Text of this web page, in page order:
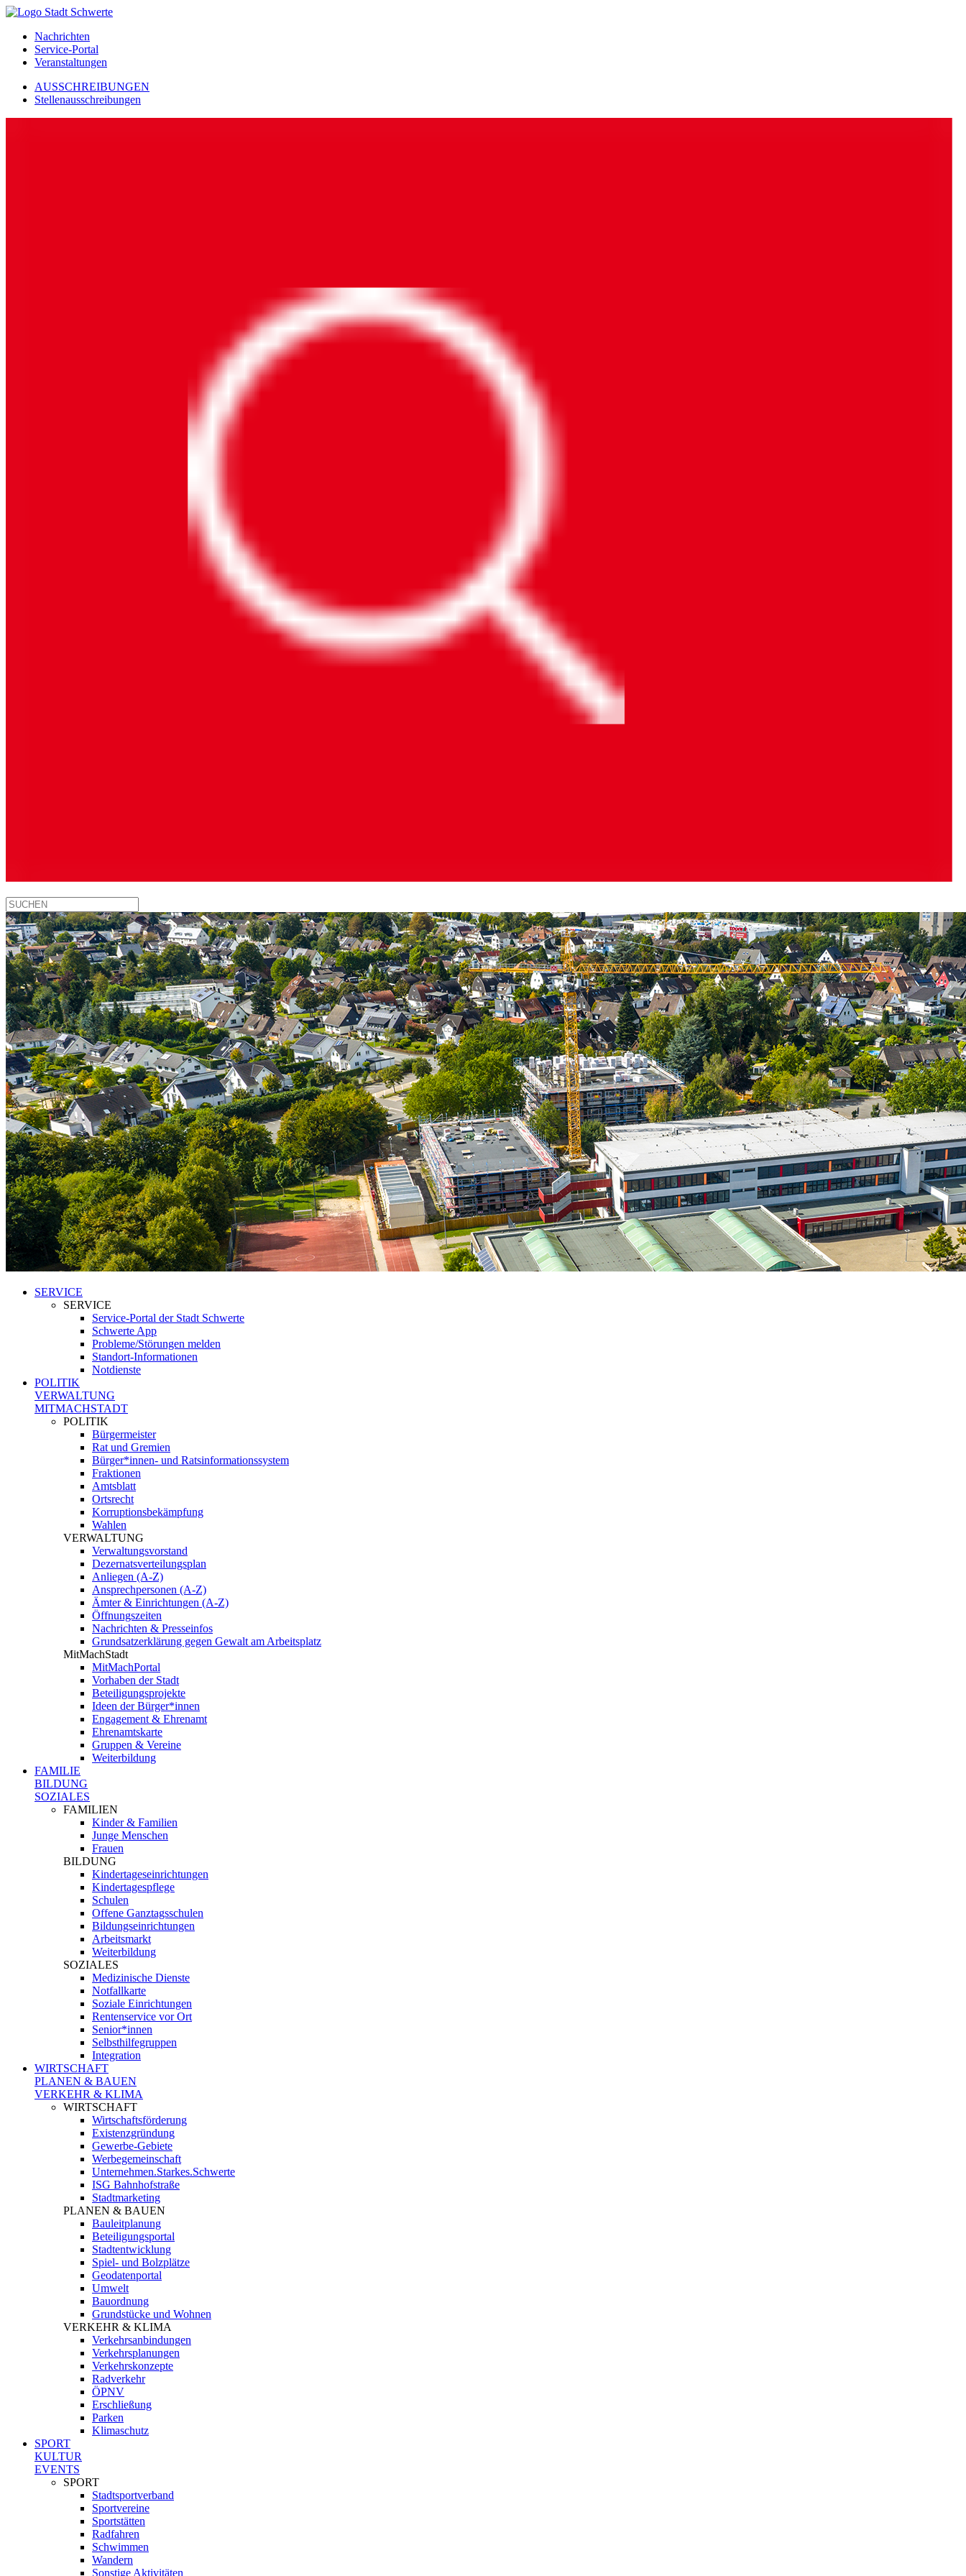
Nachrichten
Service-Portal
Veranstaltungen
AUSSCHREIBUNGEN
Stellenausschreibungen
SERVICE
SERVICE
Service-Portal der Stadt Schwerte
Schwerte App
Probleme/Störungen melden
Standort-Informationen
Notdienste
POLITIK
VERWALTUNG
MITMACHSTADT
POLITIK
Bürgermeister
Rat und Gremien
Bürger*innen- und Ratsinformationssystem
Fraktionen
Amtsblatt
Ortsrecht
Korruptionsbekämpfung
Wahlen
VERWALTUNG
Verwaltungsvorstand
Dezernatsverteilungsplan
Anliegen (A-Z)
Ansprechpersonen (A-Z)
Ämter & Einrichtungen (A-Z)
Öffnungszeiten
Nachrichten & Presseinfos
Grundsatzerklärung gegen Gewalt am Arbeitsplatz
MitMachStadt
MitMachPortal
Vorhaben der Stadt
Beteiligungsprojekte
Ideen der Bürger*innen
Engagement & Ehrenamt
Ehrenamtskarte
Gruppen & Vereine
Weiterbildung
FAMILIE
BILDUNG
SOZIALES
FAMILIEN
Kinder & Familien
Junge Menschen
Frauen
BILDUNG
Kindertageseinrichtungen
Kindertagespflege
Schulen
Offene Ganztagsschulen
Bildungseinrichtungen
Arbeitsmarkt
Weiterbildung
SOZIALES
Medizinische Dienste
Notfallkarte
Soziale Einrichtungen
Rentenservice vor Ort
Senior*innen
Selbsthilfegruppen
Integration
WIRTSCHAFT
PLANEN & BAUEN
VERKEHR & KLIMA
WIRTSCHAFT
Wirtschaftsförderung
Existenzgründung
Gewerbe-Gebiete
Werbegemeinschaft
Unternehmen.Starkes.Schwerte
ISG Bahnhofstraße
Stadtmarketing
PLANEN & BAUEN
Bauleitplanung
Beteiligungsportal
Stadtentwicklung
Spiel- und Bolzplätze
Geodatenportal
Umwelt
Bauordnung
Grundstücke und Wohnen
VERKEHR & KLIMA
Verkehrsanbindungen
Verkehrsplanungen
Verkehrskonzepte
Radverkehr
ÖPNV
Erschließung
Parken
Klimaschutz
SPORT
KULTUR
EVENTS
SPORT
Stadtsportverband
Sportvereine
Sportstätten
Radfahren
Schwimmen
Wandern
Sonstige Aktivitäten